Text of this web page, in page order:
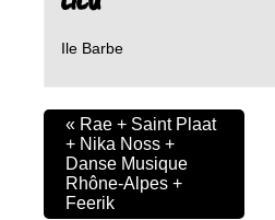
Ile Barbe
« Rae + Saint Plaat
+ Nika Noss +
Danse Musique
Rhône-Alpes +
Feerik